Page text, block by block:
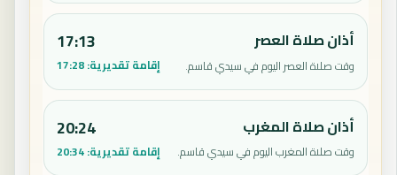
أذان صلاة العصر
وقت صلاة العصر اليوم في سيدي قاسم.
17:13
إقامة تقديرية:17:28
أذان صلاة المغرب
وقت صلاة المغرب اليوم في سيدي قاسم.
20:24
إقامة تقديرية:20:34